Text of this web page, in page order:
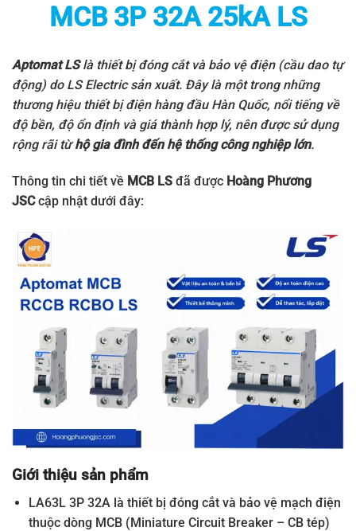
MCB 3P 32A 25kA LS
Aptomat LSlà thiết bị đóng cắt và bảo vệ điện (cầu dao tự
động) do LS Electricsản xuất. Đây là một trong những
thương hiệu thiết bị điện hàng đầu Hàn Quốc, nổi tiếng về
độ bền, độ ổn định và giá thành hợp lý, nên được sử dụng
rộng rãi từhộ gia đình đến hệ thống công nghiệp lớn.
Thông tin chi tiết về MCB LS đã được Hoàng Phương
JSCcập nhật dưới đây:
Giới thiệu sản phẩm
LA63L 3P 32A là thiết bị đóng cắt và bảo vệ mạch điện
thuộc dòng MCB (Miniature Circuit Breaker – CB tép)